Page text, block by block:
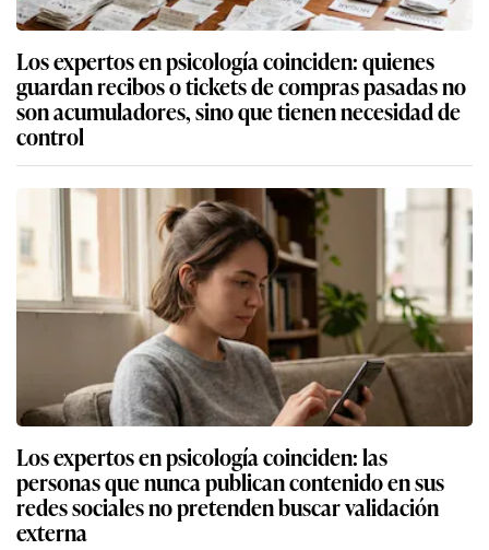
Los expertos en psicología coinciden: quienes
guardan recibos o tickets de compras pasadas no
son acumuladores, sino que tienen necesidad de
control
Los expertos en psicología coinciden: las
personas que nunca publican contenido en sus
redes sociales no pretenden buscar validación
externa